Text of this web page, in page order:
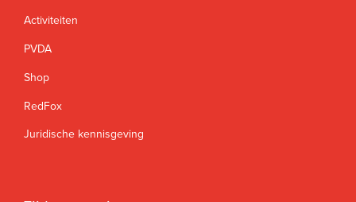
Activiteiten
PVDA
Shop
RedFox
Juridische kennisgeving